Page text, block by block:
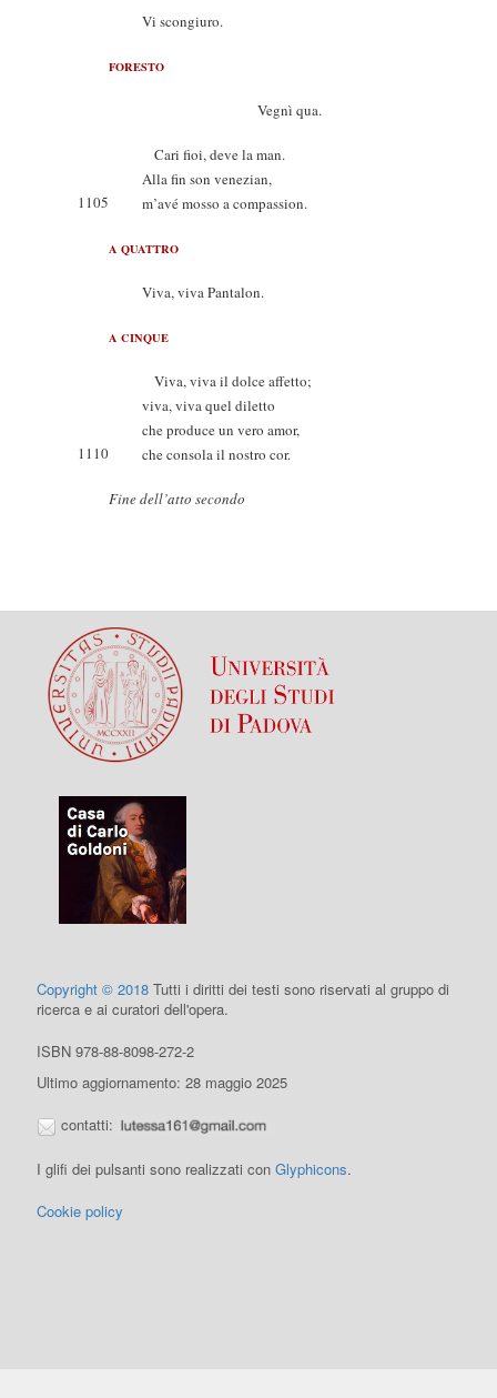
Vi scongiuro.
FORESTO
Vegnì qua.
Cari fioi, deve la man.
Alla fin son venezian,
1105
m’avé mosso a compassion.
A QUATTRO
Viva, viva Pantalon.
A CINQUE
Viva, viva il dolce affetto;
viva, viva quel diletto
che produce un vero amor,
1110
che consola il nostro cor.
Fine dell’atto secondo
Copyright © 2018 Tutti i diritti dei testi sono riservati al gruppo di
ricerca e ai curatori dell'opera.
ISBN 978-88-8098-272-2
Ultimo aggiornamento: 28 maggio 2025
contatti:
I glifi dei pulsanti sono realizzati conGlyphicons.
Cookie policy